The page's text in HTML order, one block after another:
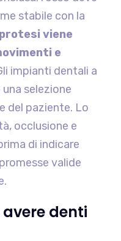
stabile con la
viene
e
impianti dentali a
selezione
del paziente. Lo
occlusione e
di indicare
valide
denti